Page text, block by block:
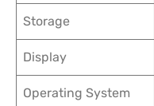
Storage
Display
Operating System